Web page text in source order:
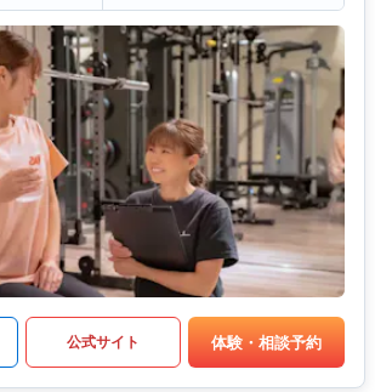
公式サイト 体験・相談予約